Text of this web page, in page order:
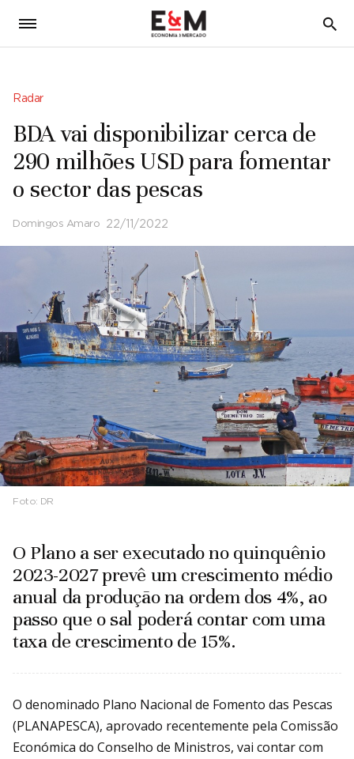
5
Radar
BDA vai disponibilizar cerca de
290 milhões USD para fomentar
o sector das pescas
Domingos Amaro 22/11/2022
Foto: DR
O Plano a ser executado no quinquênio
2023-2027 prevê um crescimento médio
anual da produção na ordem dos 4%, ao
passo que o sal poderá contar com uma
taxa de crescimento de 15%.
O denominado Plano Nacional de Fomento das Pescas
(PLANAPESCA), aprovado recentemente pela Comissão
Económica do Conselho de Ministros, vai contar com